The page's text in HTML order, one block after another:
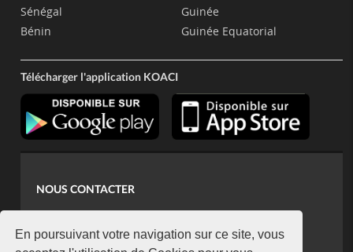
En poursuivant votre navigation sur ce site, vous
Sénégal
Bénin
Guinée
Guinée Equatorial
Télécharger l'application KOACI
NOUS CONTACTER
koaci@yahoo.fr